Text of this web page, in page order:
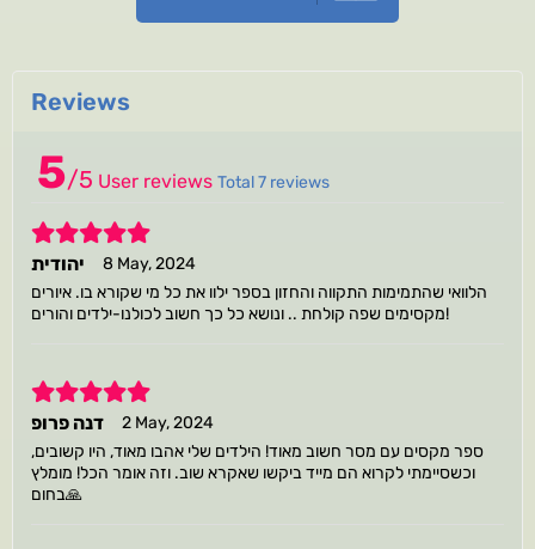
Reviews
5/5 User reviews Total 7 reviews
5
יהודית
8 May, 2024
הלוואי שהתמימות התקווה והחזון בספר ילוו את כל מי שקורא בו. איורים
מקסימים שפה קולחת .. ונושא כל כך חשוב לכולנו-ילדים והורים!
5
דנה פרופ
2 May, 2024
ספר מקסים עם מסר חשוב מאוד! הילדים שלי אהבו מאוד, היו קשובים,
וכשסיימתי לקרוא הם מייד ביקשו שאקרא שוב. וזה אומר הכל! מומלץ
בחום🙏